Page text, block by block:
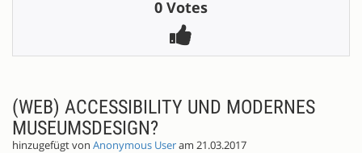
0 Votes
(WEB) ACCESSIBILITY UND MODERNES
MUSEUMSDESIGN?
hinzugefügt von Anonymous Useram 21.03.2017